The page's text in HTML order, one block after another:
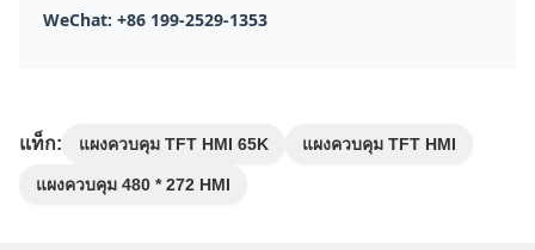
WeChat: +86 199-2529-1353
แท็ก: แผงควบคุม TFT HMI 65K แผงควบคุม TFT HMI
แผงควบคุม 480 * 272 HMI